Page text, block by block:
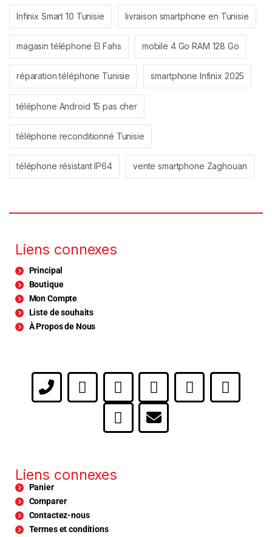
Infinix Smart 10 Tunisie livraison smartphone en Tunisie
magasin téléphone El Fahs mobile 4 Go RAM 128 Go
réparation téléphone Tunisie smartphone Infinix 2025
téléphone Android 15 pas cher
téléphone reconditionné Tunisie
téléphone résistant IP64 vente smartphone Zaghouan
Liens connexes
Principal
Boutique
Mon Compte
Liste de souhaits
À Propos de Nous
Liens connexes
Panier
Comparer
Contactez-nous
Termes et conditions